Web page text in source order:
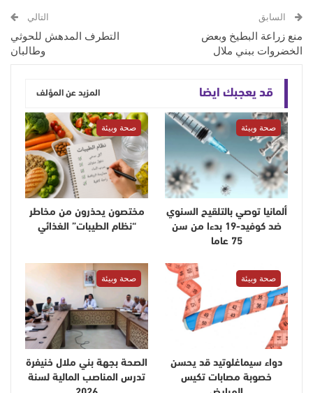
السابق
منع زراعة البطيخ وبعض
الخضروات ببني ملال
التالي
التطرف المدهش للحوثي
وطالبان
قد يعجبك ايضا المزيد عن المؤلف
صحة وبيئة
ألمانيا توصي بالتلقيح السنوي
ضد كوفيد-19 بدءا من سن
75 عاما
صحة وبيئة
مختصون يحذرون من مخاطر
“نظام الطيبات” الغذائي
صحة وبيئة
دواء سيماغلوتيد قد يحسن
خصوبة مصابات تكيس
صحة وبيئة
الصحة بجهة بني ملال خنيفرة
تدرس المناصب المالية لسنة